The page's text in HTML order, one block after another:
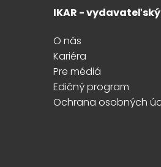
IKAR -
O nás
Kariéra
Pre médiá
Edičný program
Ochrana osobných